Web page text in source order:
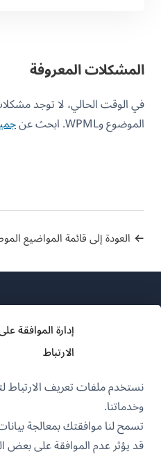
إدارة الموافقة
الارتباط
نستخدم ملفات تعريف الارتباط
وخدماتنا.
تسمح لنا موافقتك بمعالجة
قد يؤثر عدم الموافقة على بعض
المشكلات المعروفة
في الوقت الحالي، لا توجد
الموضوع وWPML. ابحث عن
العودة إلى قائمة المواضيع
سياسة GDPR والخصوصية
انضم إلى
(يفتح